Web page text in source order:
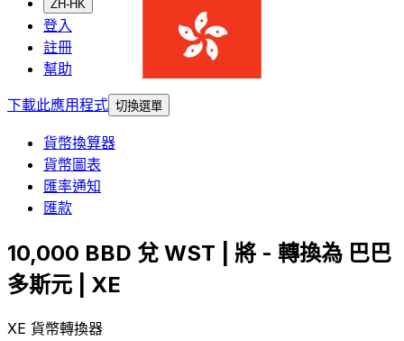
ZH-HK
登入
註冊
幫助
下載此應用程式 切換選單
貨幣換算器
貨幣圖表
匯率通知
匯款
10,000 BBD 兌 WST | 將 - 轉換為 巴巴
多斯元 | XE
XE 貨幣轉換器